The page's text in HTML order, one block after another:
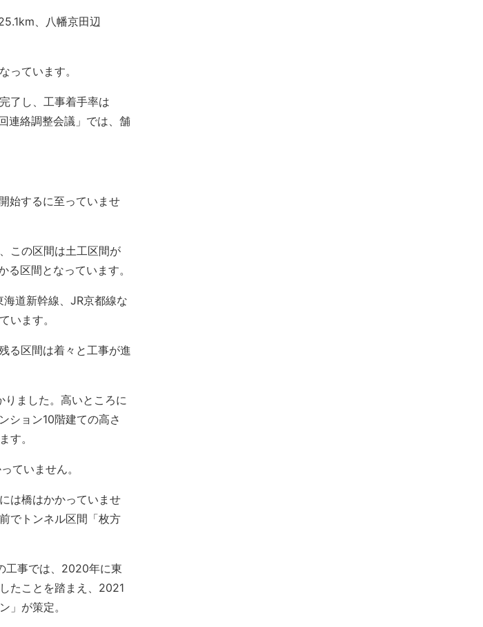
、八幡京田辺
っています。
了し、工事着手率は
連絡調整会議」では、舗
始するに至っていませ
この区間は土工区間が
区間となっています。
道新幹線、JR京都線な
います。
る区間は着々と工事が進
ました。高いところに
ション10階建ての高さ
す。
ていません。
は橋はかかっていませ
でトンネル区間「枚方
工事では、2020年に東
たことを踏まえ、2021
」が策定。